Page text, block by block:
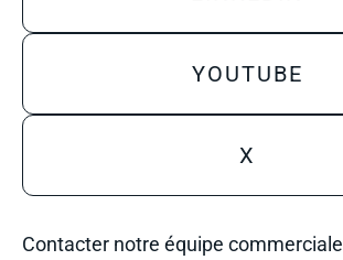
YOUTUBE
X
Contacter notre équipe commerciale